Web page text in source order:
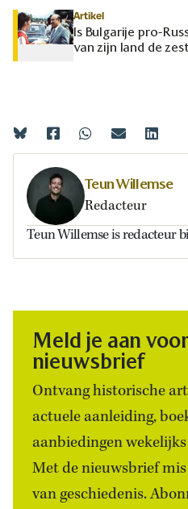
Artikel
Is Bulgarije pro-
van zijn land de
Teun Willemse
Redacteur
Teun Willemse is redacteur
Meld je aan
nieuwsbrief
Ontvang historische
actuele aanleiding,
aanbiedingen
Met de nieuwsbrief
van geschiedenis.